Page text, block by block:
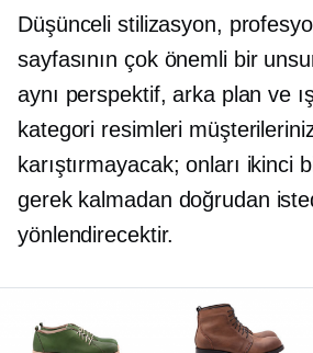
Düşünceli stilizasyon,
sayfasının çok önemli bir
aynı perspektif, arka plan ve
kategori resimleri
karıştırmayacak; onları ikinci
gerek kalmadan doğrudan
yönlendirecektir.